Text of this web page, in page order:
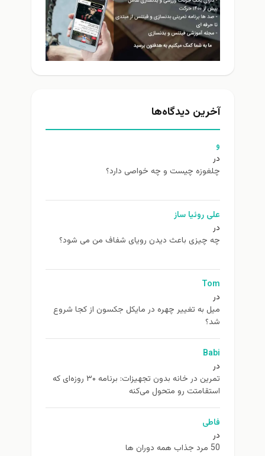
آخرین دیدگاه‌ها
و
در
چلغوزه چیست و چه خواصی دارد؟
علی روئیا ساز
در
چه چیزی باعث دیدن رویای شفاف من می شود؟
Tom
در
ميل به تغيير چهره در مایکل جکسون از كجا شروع
شد؟
Babi
در
تمرین در خانه بدون تجهیزات: برنامه ۳۰ روزه‌ای که
استقامتت رو متحول می‌کنه
فاطی
در
50 مرد جذاب همه دوران ها